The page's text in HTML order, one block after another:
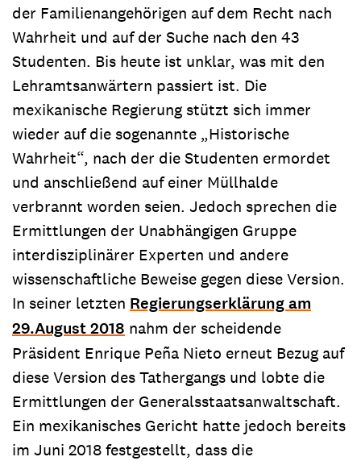
der Familienangehörigen auf dem Recht nach
Wahrheit und auf der Suche nach den 43
Studenten. Bis heute ist unklar, was mit den
Lehramtsanwärtern passiert ist. Die
mexikanische Regierung stützt sich immer
wieder auf die sogenannte „Historische
Wahrheit“, nach der die Studenten ermordet
und anschließend auf einer Müllhalde
verbrannt worden seien. Jedoch sprechen die
Ermittlungen der Unabhängigen Gruppe
interdisziplinärer Experten und andere
wissenschaftliche Beweise gegen diese Version.
In seiner letzten Regierungserklärung am
29.August 2018 nahm der scheidende
Präsident Enrique Peña Nieto erneut Bezug auf
diese Version des Tathergangs und lobte die
Ermittlungen der Generalsstaatsanwaltschaft.
Ein mexikanisches Gericht hatte jedoch bereits
im Juni 2018 festgestellt, dass die